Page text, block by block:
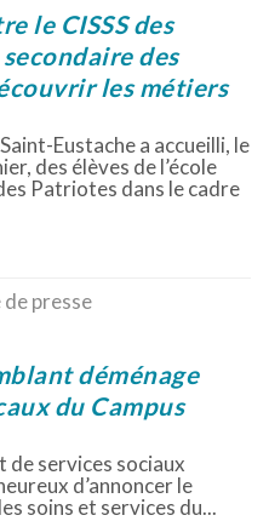
le CISSS des
des
les métiers
Eustache a accueilli, le
des élèves de l’école
Patriotes dans le cadre
presse
déménage
du Campus
de services sociaux
d’annoncer le
soins et services du...